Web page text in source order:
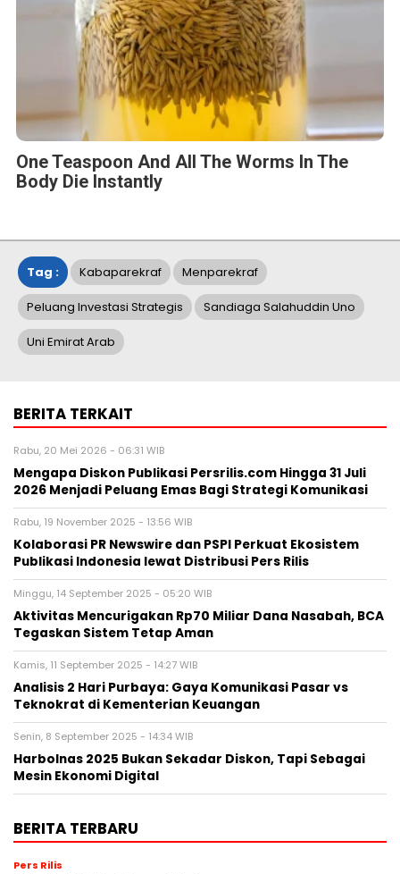
One Teaspoon And All The Worms In The
Body Die Instantly
Tag : Kabaparekraf Menparekraf
Peluang Investasi Strategis Sandiaga Salahuddin Uno
Uni Emirat Arab
BERITA TERKAIT
Rabu, 20 Mei 2026 - 06:31 WIB
Mengapa Diskon Publikasi Persrilis.com Hingga 31 Juli
2026 Menjadi Peluang Emas Bagi Strategi Komunikasi
Rabu, 19 November 2025 - 13:56 WIB
Kolaborasi PR Newswire dan PSPI Perkuat Ekosistem
Publikasi Indonesia lewat Distribusi Pers Rilis
Minggu, 14 September 2025 - 05:20 WIB
Aktivitas Mencurigakan Rp70 Miliar Dana Nasabah, BCA
Tegaskan Sistem Tetap Aman
Kamis, 11 September 2025 - 14:27 WIB
Analisis 2 Hari Purbaya: Gaya Komunikasi Pasar vs
Teknokrat di Kementerian Keuangan
Senin, 8 September 2025 - 14:34 WIB
Harbolnas 2025 Bukan Sekadar Diskon, Tapi Sebagai
Mesin Ekonomi Digital
BERITA TERBARU
Pers Rilis